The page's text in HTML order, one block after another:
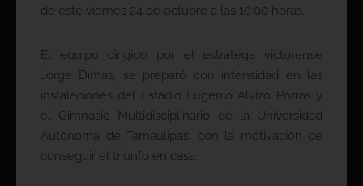
de este viernes 24 de octubre a las 10:00 horas.
El equipo dirigido por el estratega victorense
Jorge Dimas, se preparó con intensidad en las
instalaciones del Estadio Eugenio Alvizo Porras y
el Gimnasio Multidisciplinario de la Universidad
Autónoma de Tamaulipas, con la motivación de
conseguir el triunfo en casa.